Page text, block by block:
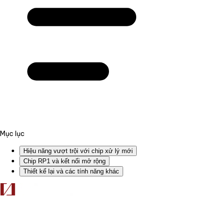
Mục lục
Hiệu năng vượt trội với chip xử lý mới
Chip RP1 và kết nối mở rộng
Thiết kế lại và các tính năng khác